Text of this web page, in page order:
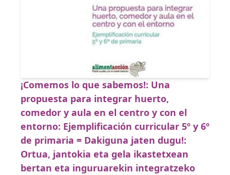
¡Comemos lo que sabemos!: Una
propuesta para integrar huerto,
comedor y aula en el centro y con el
entorno: Ejemplificación curricular 5º y 6º
de primaria = Dakiguna jaten dugu!:
Ortua, jantokia eta gela ikastetxean
bertan eta inguruarekin integratzeko